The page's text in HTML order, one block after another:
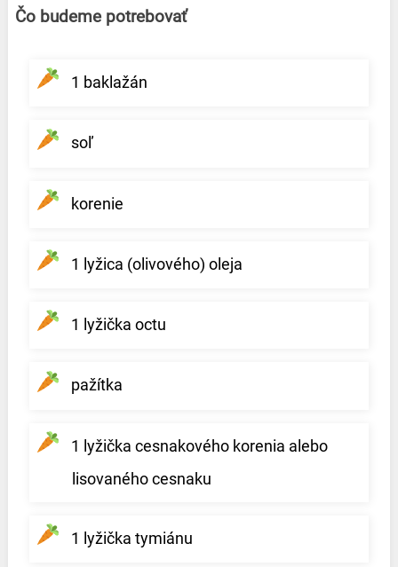
Čo budeme potrebovať
1 baklažán
soľ
korenie
1 lyžica (olivového) oleja
1 lyžička octu
pažítka
1 lyžička cesnakového korenia alebo
lisovaného cesnaku
1 lyžička tymiánu